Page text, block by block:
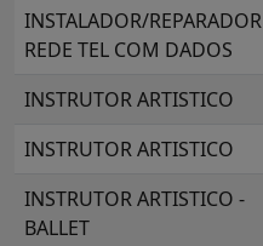
INSTALADOR/REPARADOR
REDE TEL COM DADOS
INSTRUTOR ARTISTICO
INSTRUTOR ARTISTICO
INSTRUTOR ARTISTICO -
BALLET